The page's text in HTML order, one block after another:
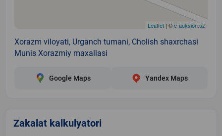
Leaflet | ©e-auksion.uz
Xorazm viloyati, Urganch tumani, Cholish shaxrchasi
Munis Xorazmiy maxallasi
Google Maps Yandex Maps
Zakalat kalkulyatori